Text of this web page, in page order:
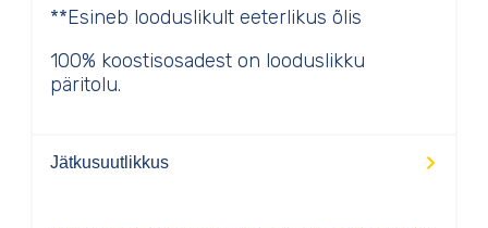
**Esineb looduslikult eeterlikus õlis
100% koostisosadest on looduslikku
päritolu.
Jätkusuutlikkus